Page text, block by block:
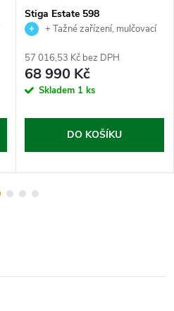
Stiga Estate 598
+ Tažné zařízení, mulčovací
nůžky jako dárek.
57 016,53 Kč bez DPH
68 990 Kč
Skladem 1 ks
DO KOŠÍKU